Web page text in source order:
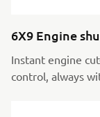
6X9 Engine
Instant engine
control, always